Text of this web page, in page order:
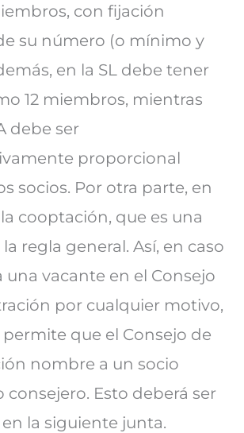
con fijación
su número (o mínimo y
en la SL debe tener
12 miembros, mientras
debe ser
proporcional
socios. Por otra parte, en
la cooptación, que es una
regla general. Así, en caso
una vacante en el Consejo
por cualquier motivo,
que el Consejo de
nombre a un socio
consejero. Esto deberá ser
la siguiente junta.